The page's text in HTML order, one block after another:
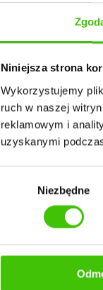
Niniejsza strona
Wykorzystujemy
ruch w naszej
reklamowym i
uzyskanymi
Niezbędne